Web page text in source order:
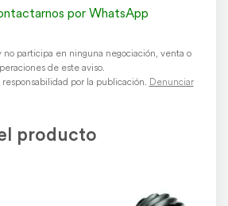
por WhatsApp
no participa en ninguna negociación, venta o
de este aviso.
por la publicación. Denunciar
producto